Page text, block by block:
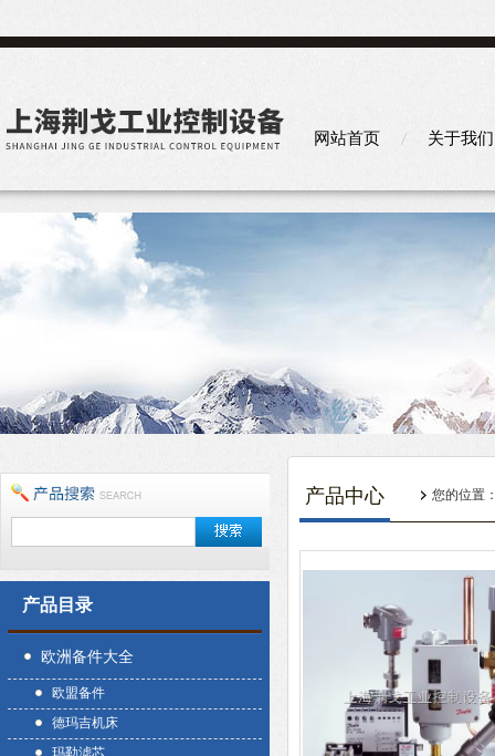
网站首页 关于我们
产品目录
欧洲备件大全
欧盟备件
德玛吉机床
玛勒滤芯
产品中心 您的位置